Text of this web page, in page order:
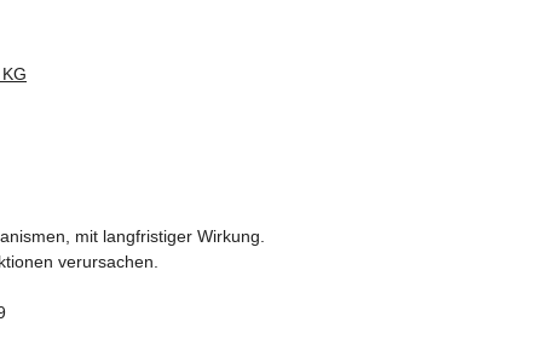
mit langfristiger Wirkung.
verursachen.